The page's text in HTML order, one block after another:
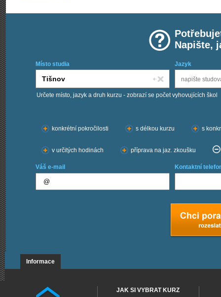
Napište,
Místo studia Jazyk
Určete místo, jazyk a druh kurzu - zobrazí se počet vyhovujících škol
konkrétní pokročilosti
s délkou kurzu s
v určitých hodinách příprava na jaz. zkoušku
Váš e-mail Kontaktní
Informace
JAK SI VYBRAT KURZ